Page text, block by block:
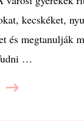
kecskéket,
és megtanulják
…